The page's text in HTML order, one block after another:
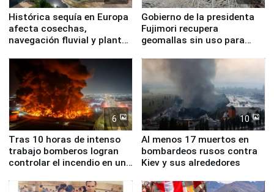
Histórica sequía en Europa
afecta cosechas,
navegación fluvial y plantas
Gobierno de la presidenta
Fujimori recupera
geomallas sin uso para
Fenómeno El Niño
6
Tras 10 horas de intenso
trabajo bomberos logran
controlar el incendio en una
de Chile
10
Al menos 17 muertos en
bombardeos rusos contra
Kiev y sus alrededores